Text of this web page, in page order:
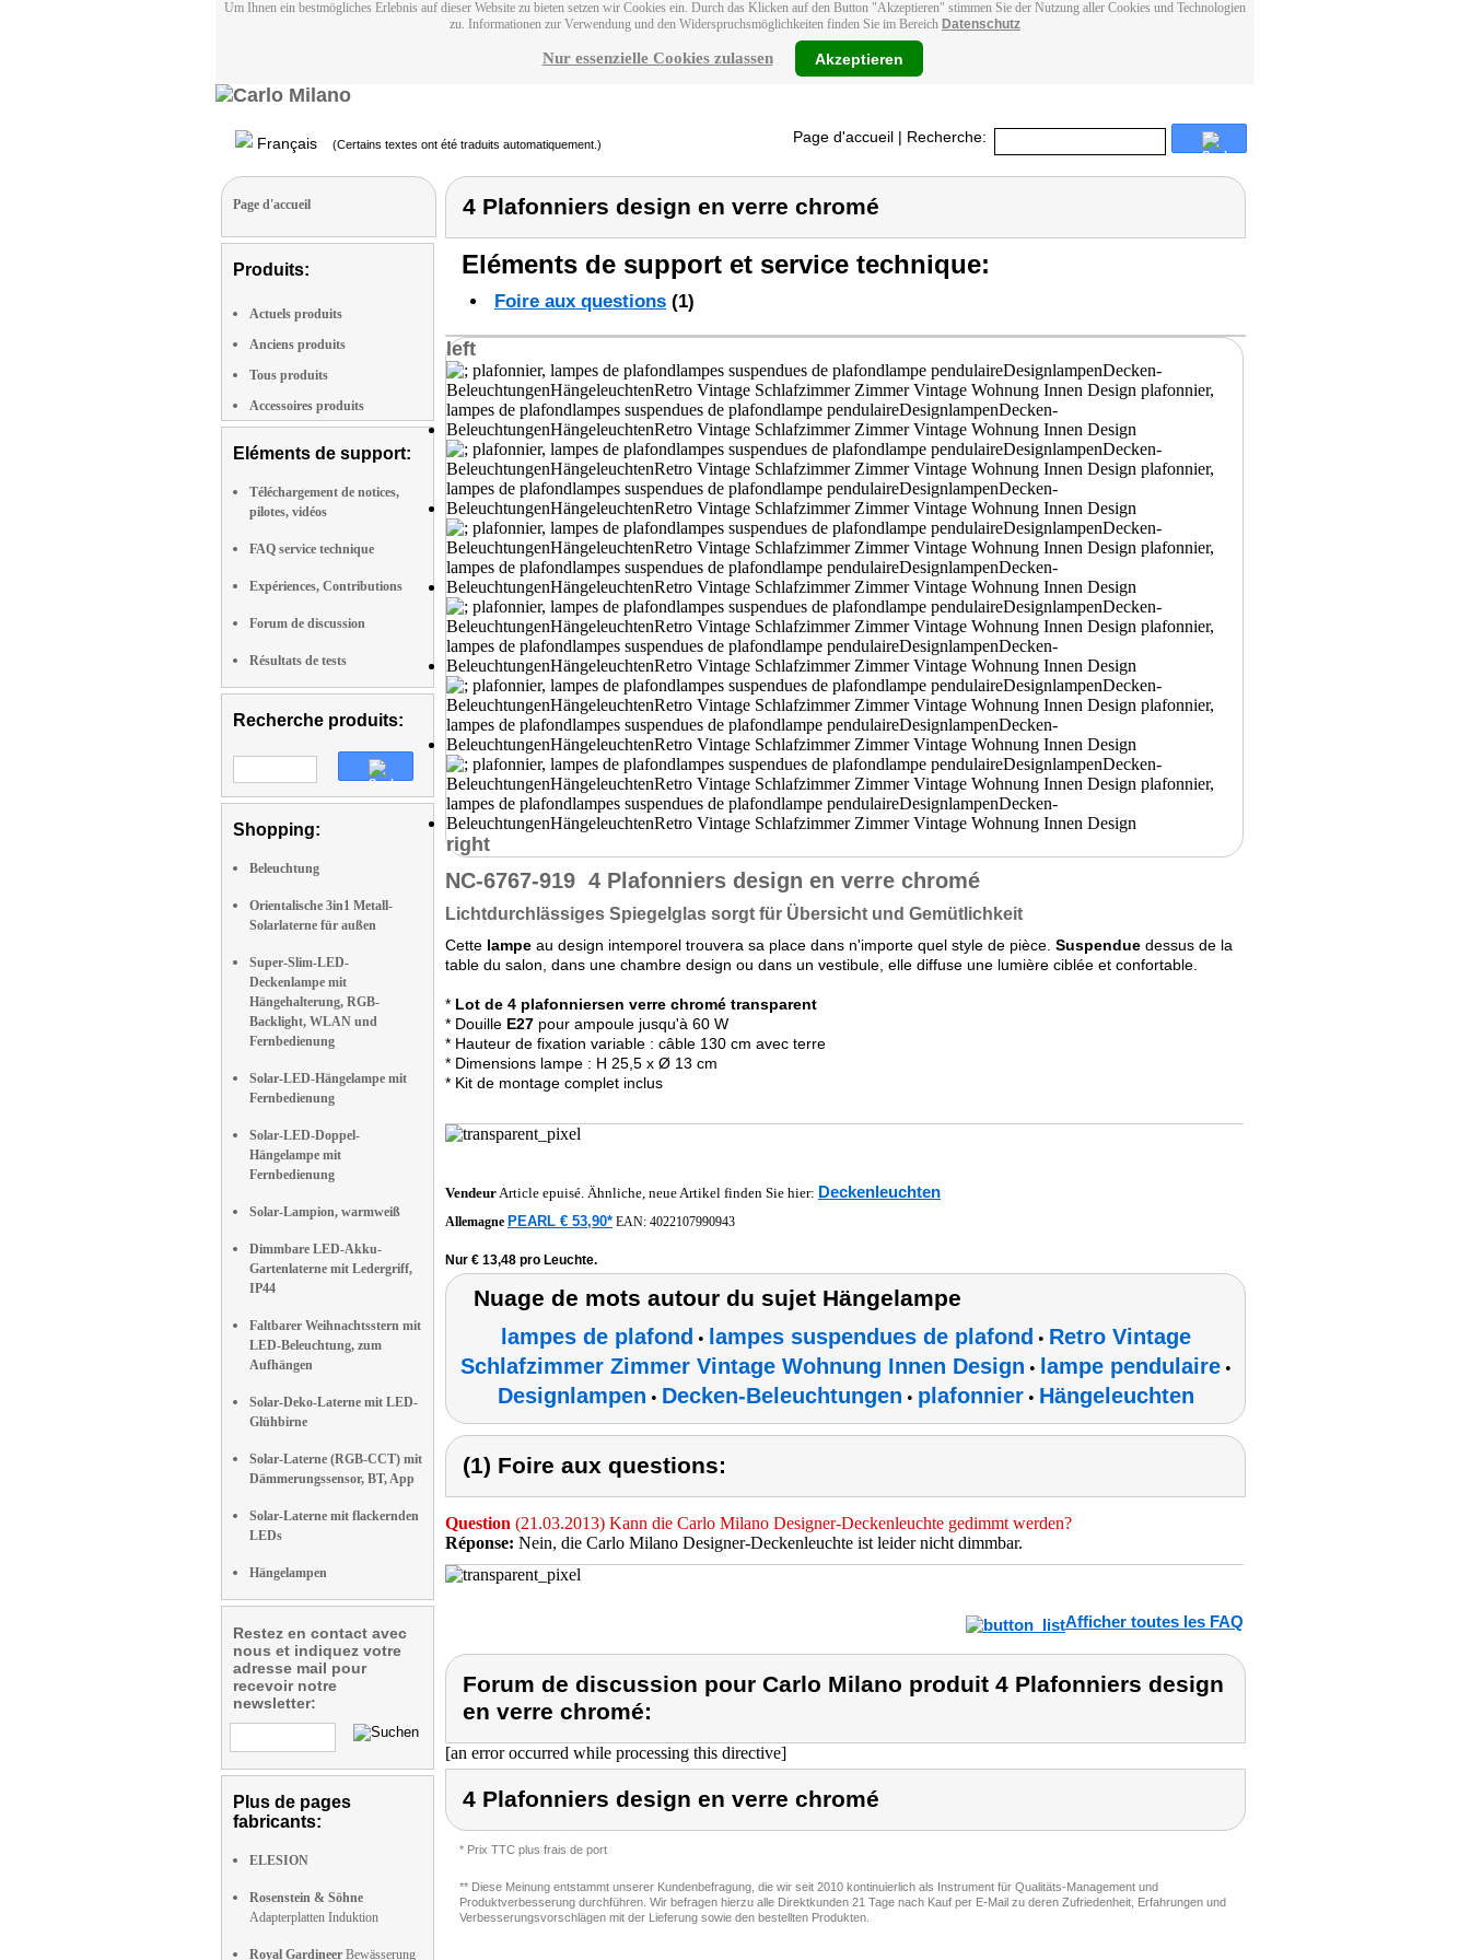
Um Ihnen ein bestmögliches Erlebnis auf dieser Website zu bieten setzen wir Cookies ein. Durch das Klicken auf den Button "Akzeptieren" stimmen Sie der Nutzung aller Cookies und Technologien
zu. Informationen zur Verwendung und den Widerspruchsmöglichkeiten finden Sie im Bereich Datenschutz
Nur essenzielle Cookies zulassen Akzeptieren
Français (Certains textes ont été traduits automatiquement.) Page d'accueil | Recherche:
Page d'accueil
Produits:
Actuels produits
Anciens produits
Tous produits
Accessoires produits
Eléments de support:
Téléchargement de notices,
pilotes, vidéos
FAQ service technique
Expériences, Contributions
Forum de discussion
Résultats de tests
Recherche produits:
Shopping:
Beleuchtung
Orientalische 3in1 Metall-
Solarlaterne für außen
Super-Slim-LED-
Deckenlampe mit
Hängehalterung, RGB-
Backlight, WLAN und
Fernbedienung
Solar-LED-Hängelampe mit
Fernbedienung
Solar-LED-Doppel-
Hängelampe mit
Fernbedienung
Solar-Lampion, warmweiß
Dimmbare LED-Akku-
Gartenlaterne mit Ledergriff,
IP44
Faltbarer Weihnachtsstern mit
LED-Beleuchtung, zum
Aufhängen
Solar-Deko-Laterne mit LED-
Glühbirne
Solar-Laterne (RGB-CCT) mit
Dämmerungssensor, BT, App
Solar-Laterne mit flackernden
LEDs
Hängelampen
Restez en contact avec
nous et indiquez votre
adresse mail pour
recevoir notre
newsletter:
Plus de pages
fabricants:
ELESION
Rosenstein & Söhne
Adapterplatten Induktion
Royal Gardineer Bewässerung
4 Plafonniers design en verre chromé
Eléments de support et service technique:
Foire aux questions (1)
left
right
NC-6767-919 4 Plafonniers design en verre chromé
Lichtdurchlässiges Spiegelglas sorgt für Übersicht und Gemütlichkeit
Cette lampe au design intemporel trouvera sa place dans n'importe quel style de pièce. Suspendue dessus de la
table du salon, dans une chambre design ou dans un vestibule, elle diffuse une lumière ciblée et confortable.
* Lot de 4 plafonniersen verre chromé transparent
* Douille E27 pour ampoule jusqu'à 60 W
* Hauteur de fixation variable : câble 130 cm avec terre
* Dimensions lampe : H 25,5 x Ø 13 cm
* Kit de montage complet inclus
VendeurArticle epuisé. Ähnliche, neue Artikel finden Sie hier: Deckenleuchten
Allemagne PEARL € 53,90* EAN: 4022107990943
Nur € 13,48 pro Leuchte.
Nuage de mots autour du sujet Hängelampe
lampes de plafond • lampes suspendues de plafond • Retro Vintage
Schlafzimmer Zimmer Vintage Wohnung Innen Design • lampe pendulaire•
Designlampen • Decken-Beleuchtungen • plafonnier• Hängeleuchten
(1) Foire aux questions:
Question (21.03.2013) Kann die Carlo Milano Designer-Deckenleuchte gedimmt werden?
Réponse: Nein, die Carlo Milano Designer-Deckenleuchte ist leider nicht dimmbar.
Afficher toutes les FAQ
Forum de discussion pour Carlo Milano produit 4 Plafonniers design
en verre chromé:
[an error occurred while processing this directive]
4 Plafonniers design en verre chromé
* Prix TTC plus frais de port
** Diese Meinung entstammt unserer Kundenbefragung, die wir seit 2010 kontinuierlich als Instrument für Qualitäts-Management und
Produktverbesserung durchführen. Wir befragen hierzu alle Direktkunden 21 Tage nach Kauf per E-Mail zu deren Zufriedenheit, Erfahrungen und
Verbesserungsvorschlägen mit der Lieferung sowie den bestellten Produkten.